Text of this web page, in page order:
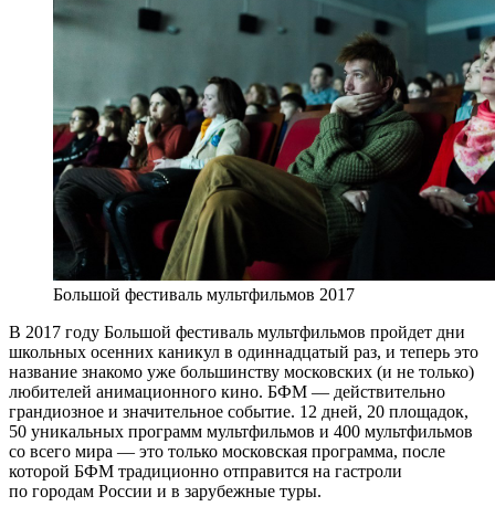
Большой фестиваль мультфильмов 2017
В 2017 году Большой фестиваль мультфильмов пройдет дни
школьных осенних каникул в одиннадцатый раз, и теперь это
название знакомо уже большинству московских (и не только)
любителей анимационного кино. БФМ — действительно
грандиозное и значительное событие. 12 дней, 20 площадок,
50 уникальных программ мультфильмов и 400 мультфильмов
со всего мира — это только московская программа, после
которой БФМ традиционно отправится на гастроли
по городам России и в зарубежные туры.